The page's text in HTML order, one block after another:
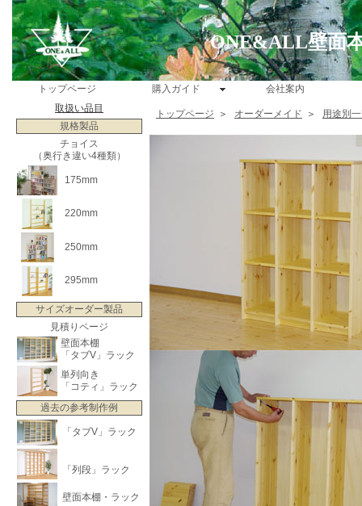
ONE&ALL壁面
トップページ 購入ガイド
会社案内
取扱い品目
規格製品
チョイス
（奥行き違い4種類）
175mm
220mm
250mm
295mm
サイズオーダー製品
見積りページ
壁面本棚
「タブV」ラック
単列向き
「コティ」ラック
過去の参考制作例
「タブV」ラック
「列段」ラック
壁面本棚・ラック
トップページ ＞ オーダーメイド ＞ 用途別